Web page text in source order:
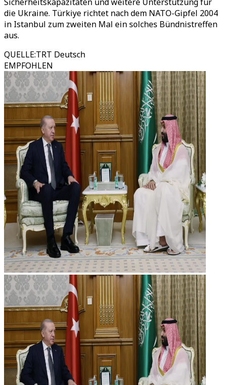
die Ukraine. Türkiye richtet nach dem NATO-Gipfel 2004
in Istanbul zum zweiten Mal ein solches Bündnistreffen
aus.
QUELLE:TRT Deutsch
EMPFOHLEN